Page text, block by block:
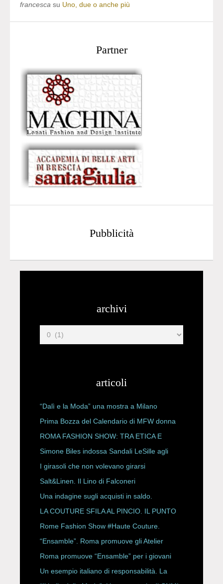
francesca su Uno, due o anche più
Partner
Pubblicità
archivi
articoli
“Dalì e la Moda” una mostra a Milano
Prima Bozza del Calendario di MFW donna
P/E 2027
ROMA FASHION SHOW: TRA ETICA E
HAUTE COUTURE
Simone Biles indossa Sandali LeSille agli
ESPY Awards 2026
I girasoli che non volevano girarsi
Salt&Linen. Il Lino di Falconeri
Una indagine sugli acquisti in saldo.
LA COUTURE SFILA AL PINCIO. IL PUNTO
CON ALESSANDRO ONORATO E
ROBERTA ANGELILLI
Rome Fashion Show #Haute Couture.
“Ensamble”. Roma promuove gli Atelier
Storici
Roma promuove “Ensamble” per i giovani
Un esempio italiano di responsabilità. La